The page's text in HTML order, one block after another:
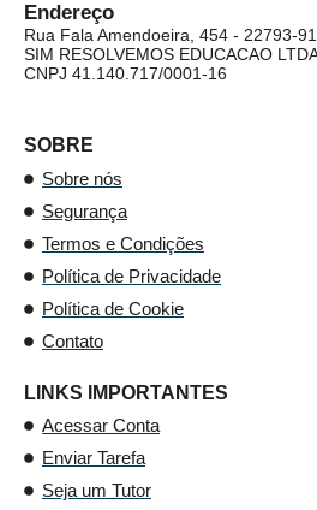
Endereço
Rua Fala Amendoeira, 454 - 22793-
SIM RESOLVEMOS EDUCACAO
CNPJ 41.140.717/0001-16
SOBRE
Sobre nós
Segurança
Termos e Condições
Política de Privacidade
Política de Cookie
Contato
LINKS IMPORTANTES
Acessar Conta
Enviar Tarefa
Seja um Tutor